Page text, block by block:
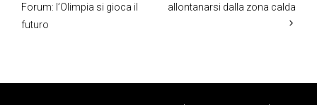
Forum: l’Olimpia si gioca il
futuro
allontanarsi dalla zona calda